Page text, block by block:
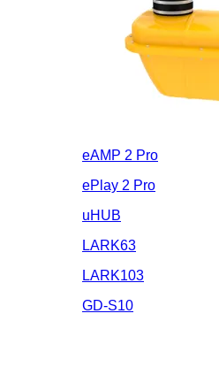
eAMP 2 Pro
ePlay 2 Pro
uHUB
LARK63
LARK103
GD-S10